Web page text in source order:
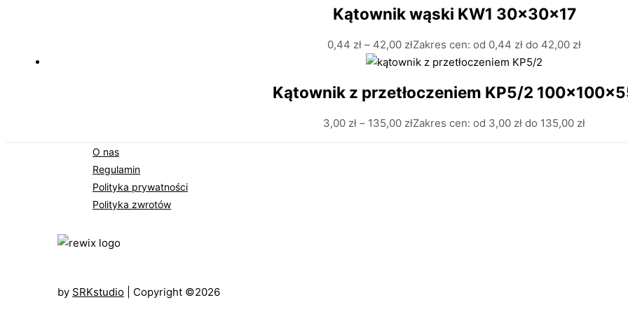
Kątownik wąski KW1 30x30x17
0,44 zł – 42,00 złZakres cen: od 0,44 zł do 42,00 zł
Kątownik z przetłoczeniem KP5/2
3,00 zł – 135,00 złZakres cen: od 3,00 zł do 135,00 zł
O nas
Regulamin
Polityka prywatności
Polityka zwrotów
by SRKstudio | Copyright ©2026